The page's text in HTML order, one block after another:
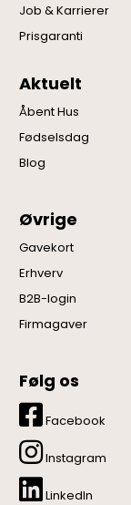
Job & Karrierer
Prisgaranti
Aktuelt
Åbent Hus
Fødselsdag
Blog
Øvrige
Gavekort
Erhverv
B2B-login
Firmagaver
Følg os
Facebook
Instagram
LinkedIn